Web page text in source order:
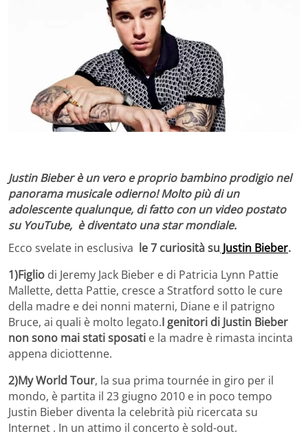
Justin Bieber è un vero e proprio bambino prodigio nel
panorama musicale odierno! Molto più di un
adolescente qualunque, di fatto con un video postato
su YouTube, è diventato una star mondiale.
Ecco svelate in esclusiva le 7 curiosità su Justin Bieber.
1)Figlio di Jeremy Jack Bieber e di Patricia Lynn Pattie
Mallette, detta Pattie, cresce a Stratford sotto le cure
della madre e dei nonni materni, Diane e il patrigno
Bruce, ai quali è molto legato.I genitori di Justin Bieber
non sono mai stati sposati e la madre è rimasta incinta
appena diciottenne.
2)My World Tour, la sua prima tournée in giro per il
mondo, è partita il 23 giugno 2010 e in poco tempo
Justin Bieber diventa la celebrità più ricercata su
Internet . In un attimo il concerto è sold-out.